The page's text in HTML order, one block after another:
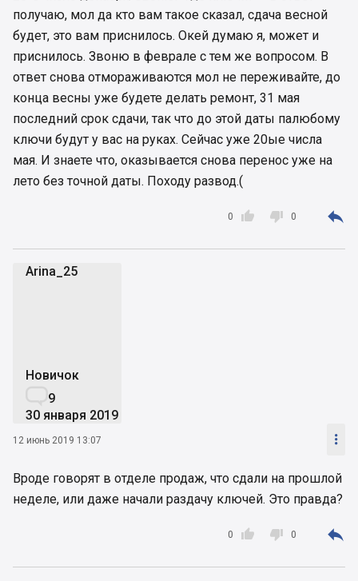
получаю, мол да кто вам такое сказал, сдача весной
будет, это вам приснилось. Окей думаю я, может и
приснилось. Звоню в феврале с тем же вопросом. В
ответ снова отмораживаются мол не переживайте, до
конца весны уже будете делать ремонт, 31 мая
последний срок сдачи, так что до этой даты палюбому
ключи будут у вас на руках. Сейчас уже 20ые числа
мая. И знаете что, оказывается снова перенос уже на
лето без точной даты. Походу развод.(

0  0 
Arina_25
Новичок
9
30 января 2019
12 июнь 2019 13:07 
Вроде говорят в отделе продаж, что сдали на прошлой
неделе, или даже начали раздачу ключей. Это правда?

0  0 